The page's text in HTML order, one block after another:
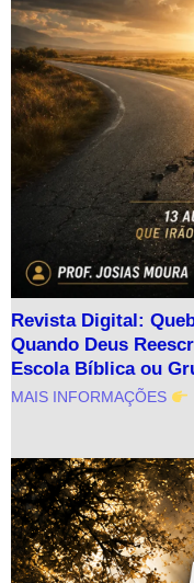
Revista Digital:
Quando Deus
Escola Bíblica ou
MAIS INFORMAÇÕES